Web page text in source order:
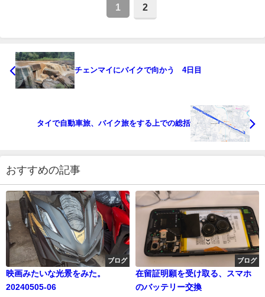
1 2
チェンマイにバイクで向かう 4日目
タイで自動車旅、バイク旅をする上での総括
おすすめの記事
ブログ
映画みたいな光景をみた。
20240505-06
ブログ
在留証明願を受け取る、スマホ
のバッテリー交換